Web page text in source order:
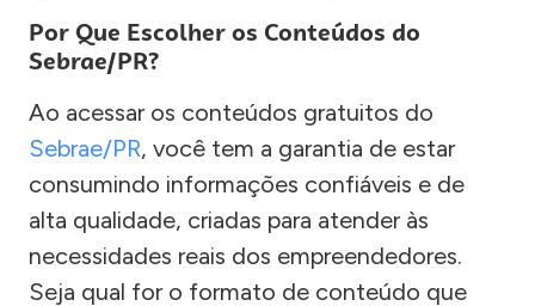
Por Que Escolher os Conteúdos do
Sebrae/PR?
Ao acessar os conteúdos gratuitos do
Sebrae/PR, você tem a garantia de estar
consumindo informações confiáveis e de
alta qualidade, criadas para atender às
necessidades reais dos empreendedores.
Seja qual for o formato de conteúdo que